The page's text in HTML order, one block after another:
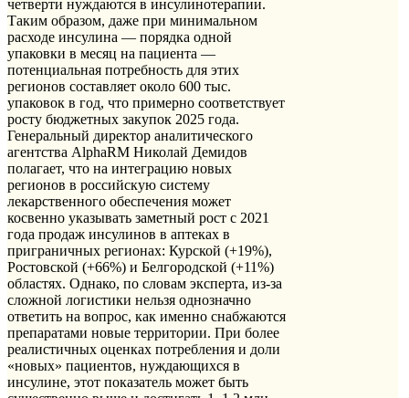
четверти нуждаются в инсулинотерапии.
Таким образом, даже при минимальном
расходе инсулина — порядка одной
упаковки в месяц на пациента —
потенциальная потребность для этих
регионов составляет около 600 тыс.
упаковок в год, что примерно соответствует
росту бюджетных закупок 2025 года.
Генеральный директор аналитического
агентства AlphaRM Николай Демидов
полагает, что на интеграцию новых
регионов в российскую систему
лекарственного обеспечения может
косвенно указывать заметный рост с 2021
года продаж инсулинов в аптеках в
приграничных регионах: Курской (+19%),
Ростовской (+66%) и Белгородской (+11%)
областях. Однако, по словам эксперта, из-за
сложной логистики нельзя однозначно
ответить на вопрос, как именно снабжаются
препаратами новые территории. При более
реалистичных оценках потребления и доли
«новых» пациентов, нуждающихся в
инсулине, этот показатель может быть